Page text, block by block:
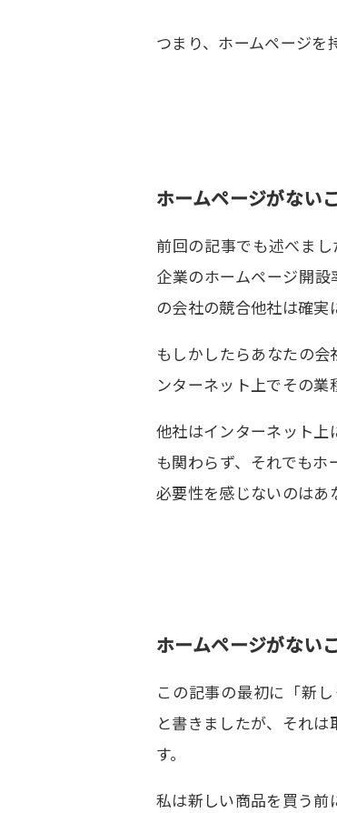
つまり、ホームページを
ホームページがない
前回の記事でも述べまし
企業のホームページ開
の会社の競合他社は確実
もしかしたらあなたの
ンターネット上でその業
他社はインターネット上
も関わらず、それでも
必要性を感じないのはあ
ホームページがない
この記事の最初に「新
と書きましたが、それ
す。
私は新しい商品を買う